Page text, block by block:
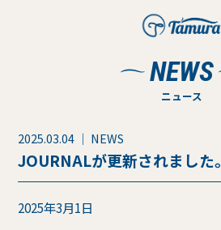
NEWS
ニュース
2025.03.04 ｜ NEWS
JOURNALが更新されました。
2025年3月1日